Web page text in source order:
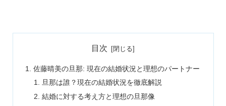
目次
佐藤晴美の旦那: 現在の結婚状況と理想のパートナー
旦那は誰？現在の結婚状況を徹底解説
結婚に対する考え方と理想の旦那像